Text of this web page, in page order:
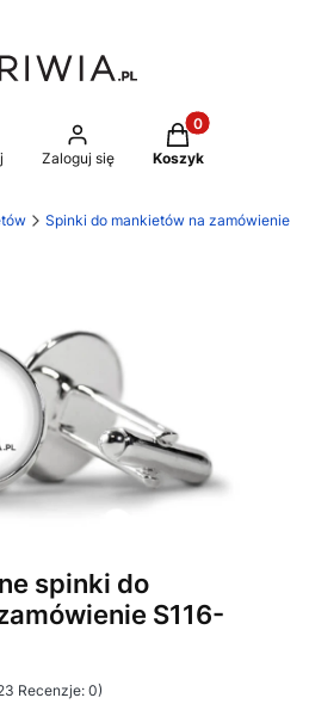
wyszukiwarkę
Zaloguj się
Produkty w
Koszyk
Spinki do mankietów na zamówienie
spinki do
S116-
Recenzje: 0)